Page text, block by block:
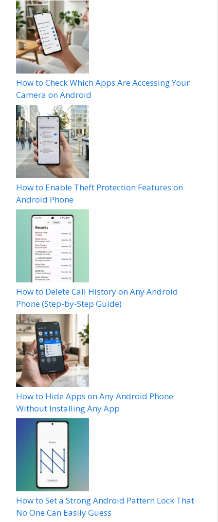
How to Check Which Apps Are Accessing Your
Camera on Android
How to Enable Theft Protection Features on
Android Phone
How to Delete Call History on Any Android
Phone (Step-by-Step Guide)
How to Hide Apps on Any Android Phone
Without Installing Any App
How to Set a Strong Android Pattern Lock That
No One Can Easily Guess